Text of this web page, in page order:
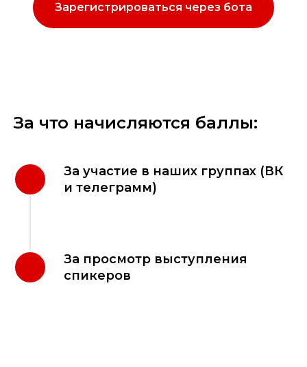
Зарегистрироваться через бота
За что начисляются баллы:
За участие в наших группах (ВК
и телеграмм)
За просмотр выступления
спикеров